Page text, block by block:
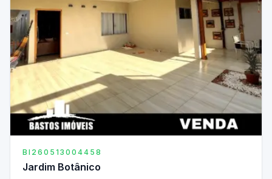
BI260513004458
Jardim Botânico